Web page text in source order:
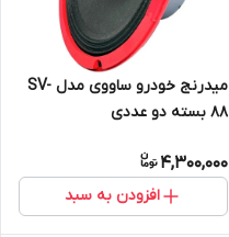
میدرنج خودرو ساووی مدل SV-
88 بسته دو عددی
4,300,000
افزودن به سبد